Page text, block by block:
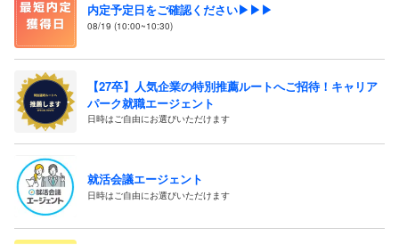
内定予定日をご確認ください▶▶▶
08/19 (10:00~10:30)
【27卒】人気企業の特別推薦ルートへご招待！キャリア
パーク就職エージェント
日時はご自由にお選びいただけます
就活会議エージェント
日時はご自由にお選びいただけます